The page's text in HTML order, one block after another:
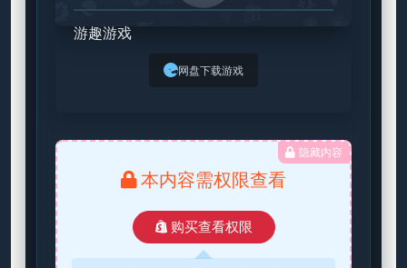
游趣游戏
网盘下载游戏
隐藏内容
本内容需权限查看
购买查看权限